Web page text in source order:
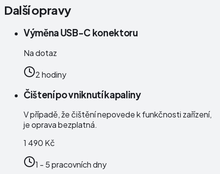
Další opravy
Výměna USB-C konektoru
Na dotaz
2 hodiny
Čištení po vniknutí kapaliny
V případě, že čištění nepovede k funkčnosti zařízení,
je oprava bezplatná.
1 490 Kč
1 - 5 pracovních dny